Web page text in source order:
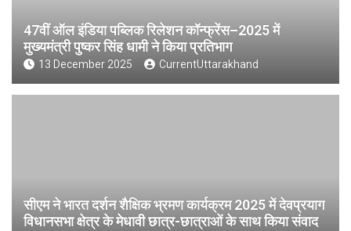
47वीं ऑल इंडिया पब्लिक रिलेशन कॉन्फ्रेंस–2025 में
मुख्यमंत्री पुष्कर सिंह धामी ने किया प्रतिभाग
13 December 2025 CurrentUttarakhand
सीएम ने भारत दर्शन शैक्षिक भ्रमण कार्यक्रम 2025 में देवप्रयाग
विधानसभा क्षेत्र के मेधावी छात्र-छात्राओं के साथ किया संवाद